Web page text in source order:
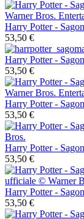
Harry Potter -
53,50 €
Harry Potter -
53,50 €
Harry Potter -
53,50 €
Harry Potter -
53,50 €
Harry Potter -
53,50 €